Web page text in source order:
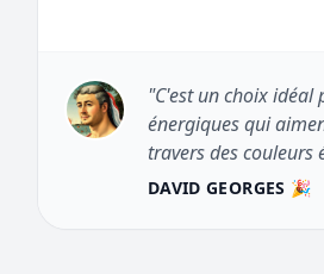
"C'est un choix idéal
énergiques qui
travers des couleurs
DAVID GEORGES 🎉